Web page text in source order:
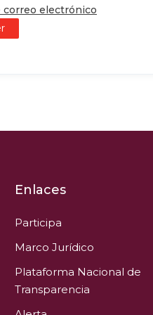
correo electrónico
Enlaces
Participa
Marco Jurídico
Plataforma Nacional de
Transparencia